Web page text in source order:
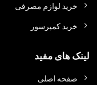
خرید لوازم مصرفی
خرید کمپرسور
لینک های مفید
صفحه اصلی